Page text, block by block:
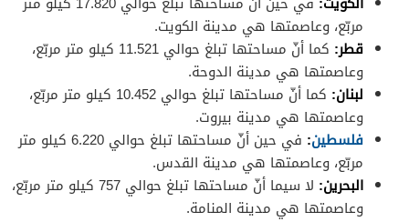
مربّع، وعاصمتها هي مدينة الكويت.
قطر:
كما أنّ مساحتها تبلغ حوالي 11.521 كيلو متر مربّع،
وعاصمتها هي مدينة الدوحة.
لبنان:
كما أنّ مساحتها تبلغ حوالي 10.452 كيلو متر مربّع،
وعاصمتها هي مدينة بيروت.
فلسطين:
في حين أنّ مساحتها تبلغ حوالي 6.220 كيلو متر
مربّع، وعاصمتها هي مدينة القدس.
البحرين:
لا سيما أنّ مساحتها تبلغ حوالي 757 كيلو متر مربّع،
وعاصمتها هي مدينة المنامة.